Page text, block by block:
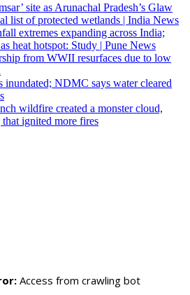
site as Arunachal Pradesh’s Glaw
list of protected wetlands | India News
extremes expanding across India;
heat hotspot: Study | Pune News
from WWII resurfaces due to low
inundated; NDMC says water cleared
wildfire created a monster cloud,
ignited more fires